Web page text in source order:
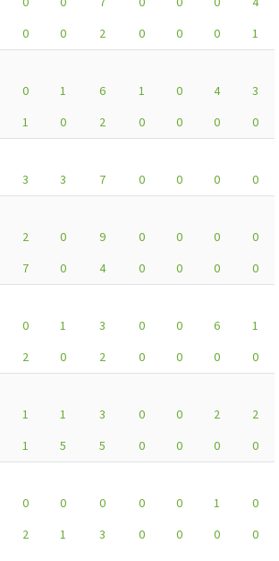
0 0 2 0 0 0
1
0 1 6 1 0 4
3
1 0 2 0 0 0
0
3 3 7 0 0 0
0
2 0 9 0 0 0
0
7 0 4 0 0 0
0
0 1 3 0 0 6
1
2 0 2 0 0 0
0
1 1 3 0 0 2
2
1 5 5 0 0 0
0
0 0 0 0 0 1
0
2 1 3 0 0 0 0